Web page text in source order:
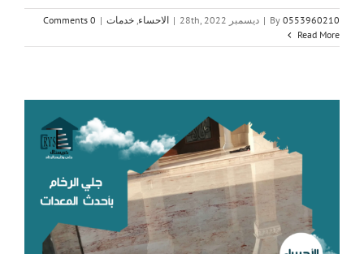
By 0553960210
| ديسمبر 28th, 2022 | الاحساء خدمات |
0 Comments
Read More